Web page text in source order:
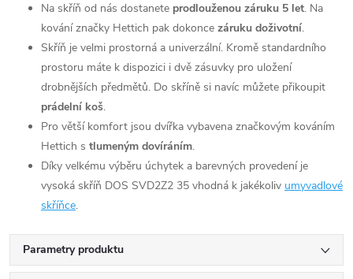
Na skříň od nás dostanete prodlouženou záruku 5 let. Na
kování značky Hettich pak dokonce záruku doživotní.
Skříň je velmi prostorná a univerzální. Kromě standardního
prostoru máte k dispozici i dvě zásuvky pro uložení
drobnějších předmětů. Do skříně si navíc můžete přikoupit
prádelní koš.
Pro větší komfort jsou dvířka vybavena značkovým kováním
Hettich s tlumeným dovíráním.
Díky velkému výběru úchytek a barevných provedení je
vysoká skříň DOS SVD2Z2 35 vhodná k jakékoliv umyvadlové
skříňce.
Parametry produktu